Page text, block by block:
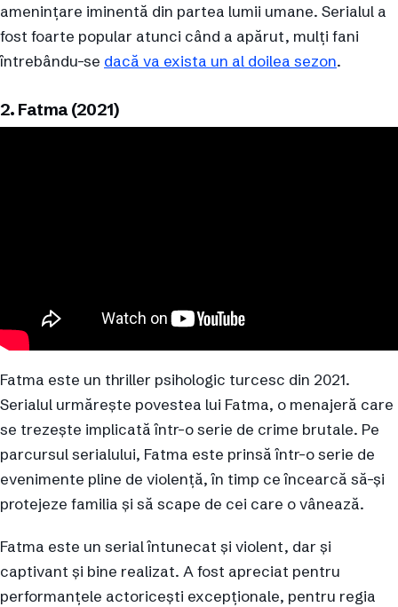
amenințare iminentă din partea lumii umane. Serialul a
fost foarte popular atunci când a apărut, mulți fani
întrebându-se dacă va exista un al doilea sezon.
2. Fatma (2021)
Fatma este un thriller psihologic turcesc din 2021.
Serialul urmărește povestea lui Fatma, o menajeră care
se trezește implicată într-o serie de crime brutale. Pe
parcursul serialului, Fatma este prinsă într-o serie de
evenimente pline de violență, în timp ce încearcă să-și
protejeze familia și să scape de cei care o vânează.
Fatma este un serial întunecat și violent, dar și
captivant și bine realizat. A fost apreciat pentru
performanțele actoricești excepționale, pentru regia